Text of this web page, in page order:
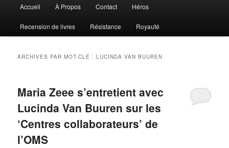
principal
Accueil À Propos Contact Héros
Recension de livres Résistance Royauté
ARCHIVES PAR MOT-CLÉ :LUCINDA VAN BUUREN
Maria Zeee s’entretient avec
Lucinda Van Buuren sur les
‘Centres collaborateurs’ de
l’OMS